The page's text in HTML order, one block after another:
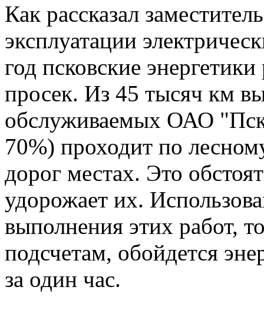
Как рассказал
эксплуатации
год псковские
просек. Из 45 тысяч км
обслуживаемых ОАО
70%) проходит по
дорог местах. Это
удорожает их.
выполнения этих работ,
подсчетам, обойдется
за один час.